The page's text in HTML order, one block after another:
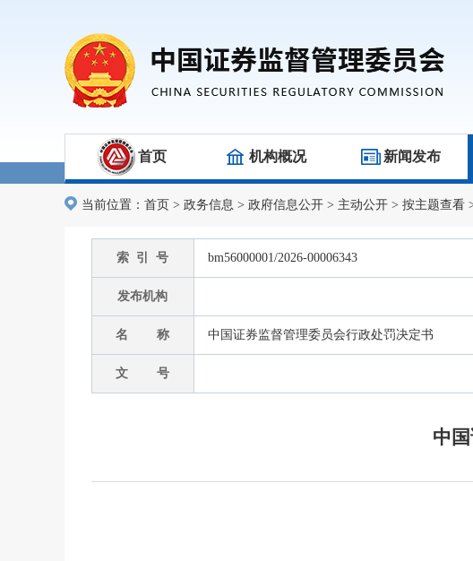
首页 机构概况 新闻发布
当前位置： 首页 > 政务信息 > 政府信息公开 > 主动公开 > 按主题查看
索 引 号 bm56000001/2026-00006343
发布机构
名 称 中国证券监督管理委员会行政处罚决定书
文 号
中